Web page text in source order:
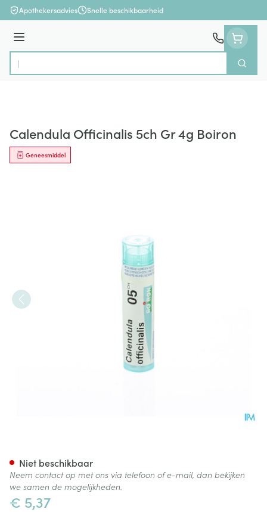
Ga naar de inhoud
Apothekersadvies Snelle beschikbaarheid
Menu
Product, merk, categorie...
Zoek
Calendula Officinalis 5ch Gr 4g Boiron
Geneesmiddel
€ 5,37
Niet beschikbaar
Neem contact op met ons via telefoon of e-mail, dan bekijken
we samen de mogelijkheden.